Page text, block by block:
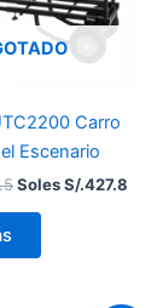
Carro
Escenario
Soles S/.427.8